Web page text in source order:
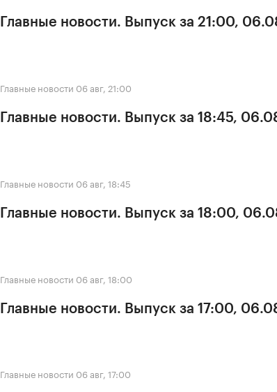
Главные новости. Выпуск за 21:00,
Главные новости 06 авг, 21:00
Главные новости. Выпуск за 18:45,
Главные новости 06 авг, 18:45
Главные новости. Выпуск за 18:00,
Главные новости 06 авг, 18:00
Главные новости. Выпуск за 17:00,
Главные новости 06 авг, 17:00